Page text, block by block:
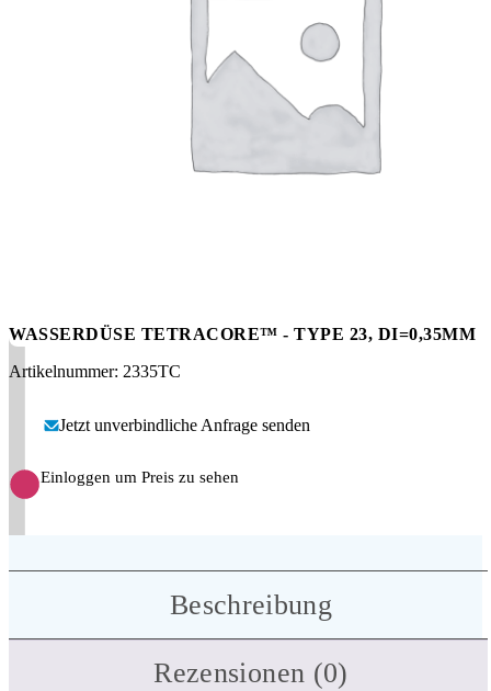
WASSERDÜSE TETRACORE™ - TYPE 23, DI=0,35MM
Artikelnummer: 2335TC
Jetzt unverbindliche Anfrage senden
Einloggen um Preis zu sehen
Beschreibung
Rezensionen (0)